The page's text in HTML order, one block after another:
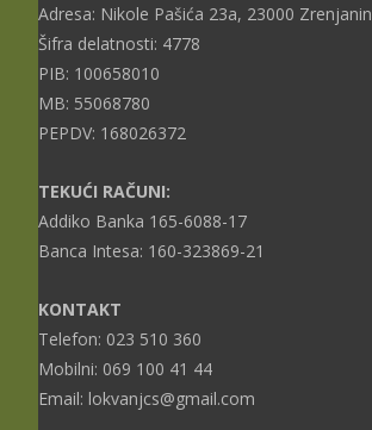
Adresa: Nikole Pašića 23a, 23000 Zrenjanin
Šifra delatnosti: 4778
PIB: 100658010
MB: 55068780
PEPDV: 168026372
TEKUĆI RAČUNI:
Addiko Banka 165-6088-17
Banca Intesa: 160-323869-21
KONTAKT
Telefon: 023 510 360
Mobilni: 069 100 41 44
Email: lokvanjcs@gmail.com